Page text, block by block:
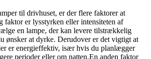
til drivhuset, er der flere faktorer at
faktor er lysstyrken eller intensiteten af
en lampe, der kan levere tilstrækkelig
ønsker at dyrke. Derudover er det vigtigt at
er energieffektiv, især hvis du planlægger
perioder eller om natten.En anden faktor